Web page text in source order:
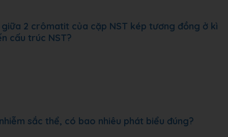
2 crômatit của cặp NST kép tương đồng ở kì
cấu trúc NST?
sắc thể, có bao nhiêu phát biểu đúng?